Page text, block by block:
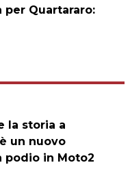
per Quartararo:
la storia a
un nuovo
podio in Moto2